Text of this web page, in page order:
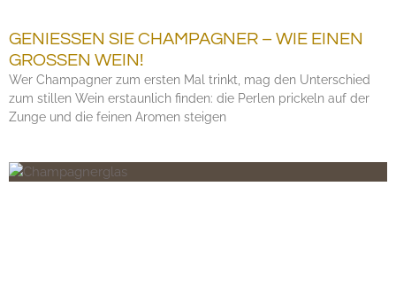
GENIESSEN SIE CHAMPAGNER – WIE EINEN G
ROSSEN WEIN!
Wer Champagner zum ersten Mal trinkt, mag den Unterschied
zum stillen Wein erstaunlich finden: die Perlen prickeln auf der
Zunge und die feinen Aromen steigen